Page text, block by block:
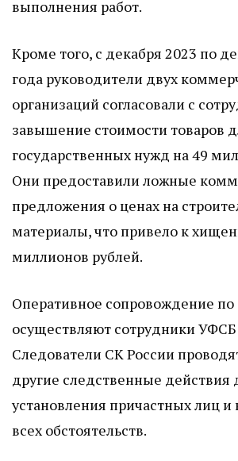
выполнения работ.
Кроме того, с декабря 2023 по
года руководители двух
организаций согласовали с
завышение стоимости товаров
государственных нужд на 49
Они предоставили ложные
предложения о ценах на
материалы, что привело к
миллионов рублей.
Оперативное сопровождение по
осуществляют сотрудники
Следователи СК России
другие следственные действия
установления причастных лиц
всех обстоятельств.